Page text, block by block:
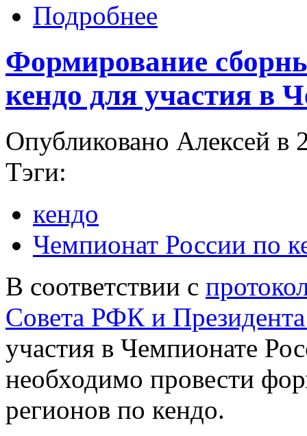
Подробнее
Формирование
кендо для участия в
Опубликовано Алексей в
Тэги:
кендо
Чемпионат России по
В соответствии с
Совета РФК и
участия в Чемпионате
необходимо провести
регионов по кендо.